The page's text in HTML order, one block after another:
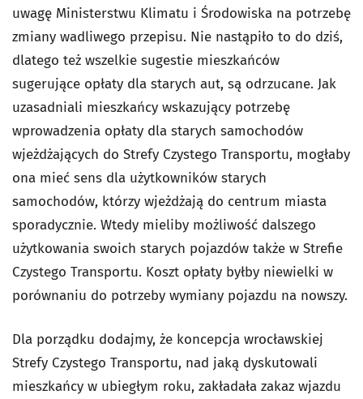
uwagę Ministerstwu Klimatu i Środowiska na potrzebę
zmiany wadliwego przepisu. Nie nastąpiło to do dziś,
dlatego też wszelkie sugestie mieszkańców
sugerujące opłaty dla starych aut, są odrzucane. Jak
uzasadniali mieszkańcy wskazujący potrzebę
wprowadzenia opłaty dla starych samochodów
wjeżdżających do Strefy Czystego Transportu, mogłaby
ona mieć sens dla użytkowników starych
samochodów, którzy wjeżdżają do centrum miasta
sporadycznie. Wtedy mieliby możliwość dalszego
użytkowania swoich starych pojazdów także w Strefie
Czystego Transportu. Koszt opłaty byłby niewielki w
porównaniu do potrzeby wymiany pojazdu na nowszy.
Dla porządku dodajmy, że koncepcja wrocławskiej
Strefy Czystego Transportu, nad jaką dyskutowali
mieszkańcy w ubiegłym roku, zakładała zakaz wjazdu